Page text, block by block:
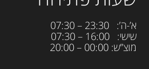
א’-ה’: 23:30 – 07:30
שישי: 16:00 – 07:30
מוצ”ש: 00:00 – 20:00